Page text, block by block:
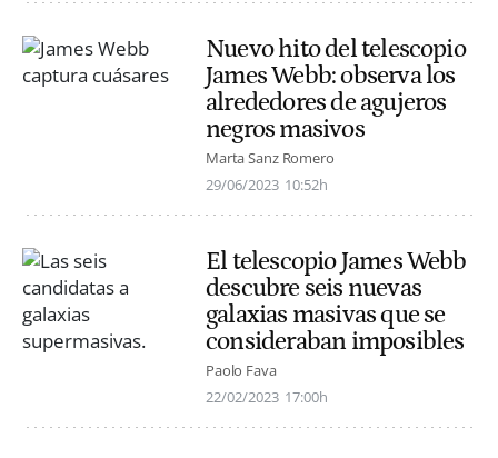
Nuevo hito del telescopio
James Webb: observa los
alrededores de agujeros
negros masivos
Marta Sanz Romero
29/06/2023 10:52h
El telescopio James Webb
descubre seis nuevas
galaxias masivas que se
consideraban imposibles
Paolo Fava
22/02/2023 17:00h